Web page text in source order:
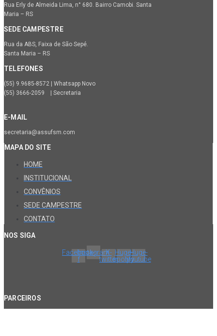
Rua Erly de Almeida Lima, n° 680. Bairro Camobi. Santa
Maria – RS
SEDE CAMPESTRE
Rua da ABS, Faixa de São Sepé.
Santa Maria – RS
TELEFONES
(55) 9.9685-8572 | Whatsapp Novo
(55) 3666-2059 | Secretaria
E-MAIL
secretaria@assufsm.com
MAPA DO SITE
HOME
INSTITUCIONAL
CONVÊNIOS
SEDE CAMPESTRE
CONTATO
NOS SIGA
Facebook-
f
InstagramX-
twitter
Huge-
spotify
Huge-
youtube
PARCEIROS